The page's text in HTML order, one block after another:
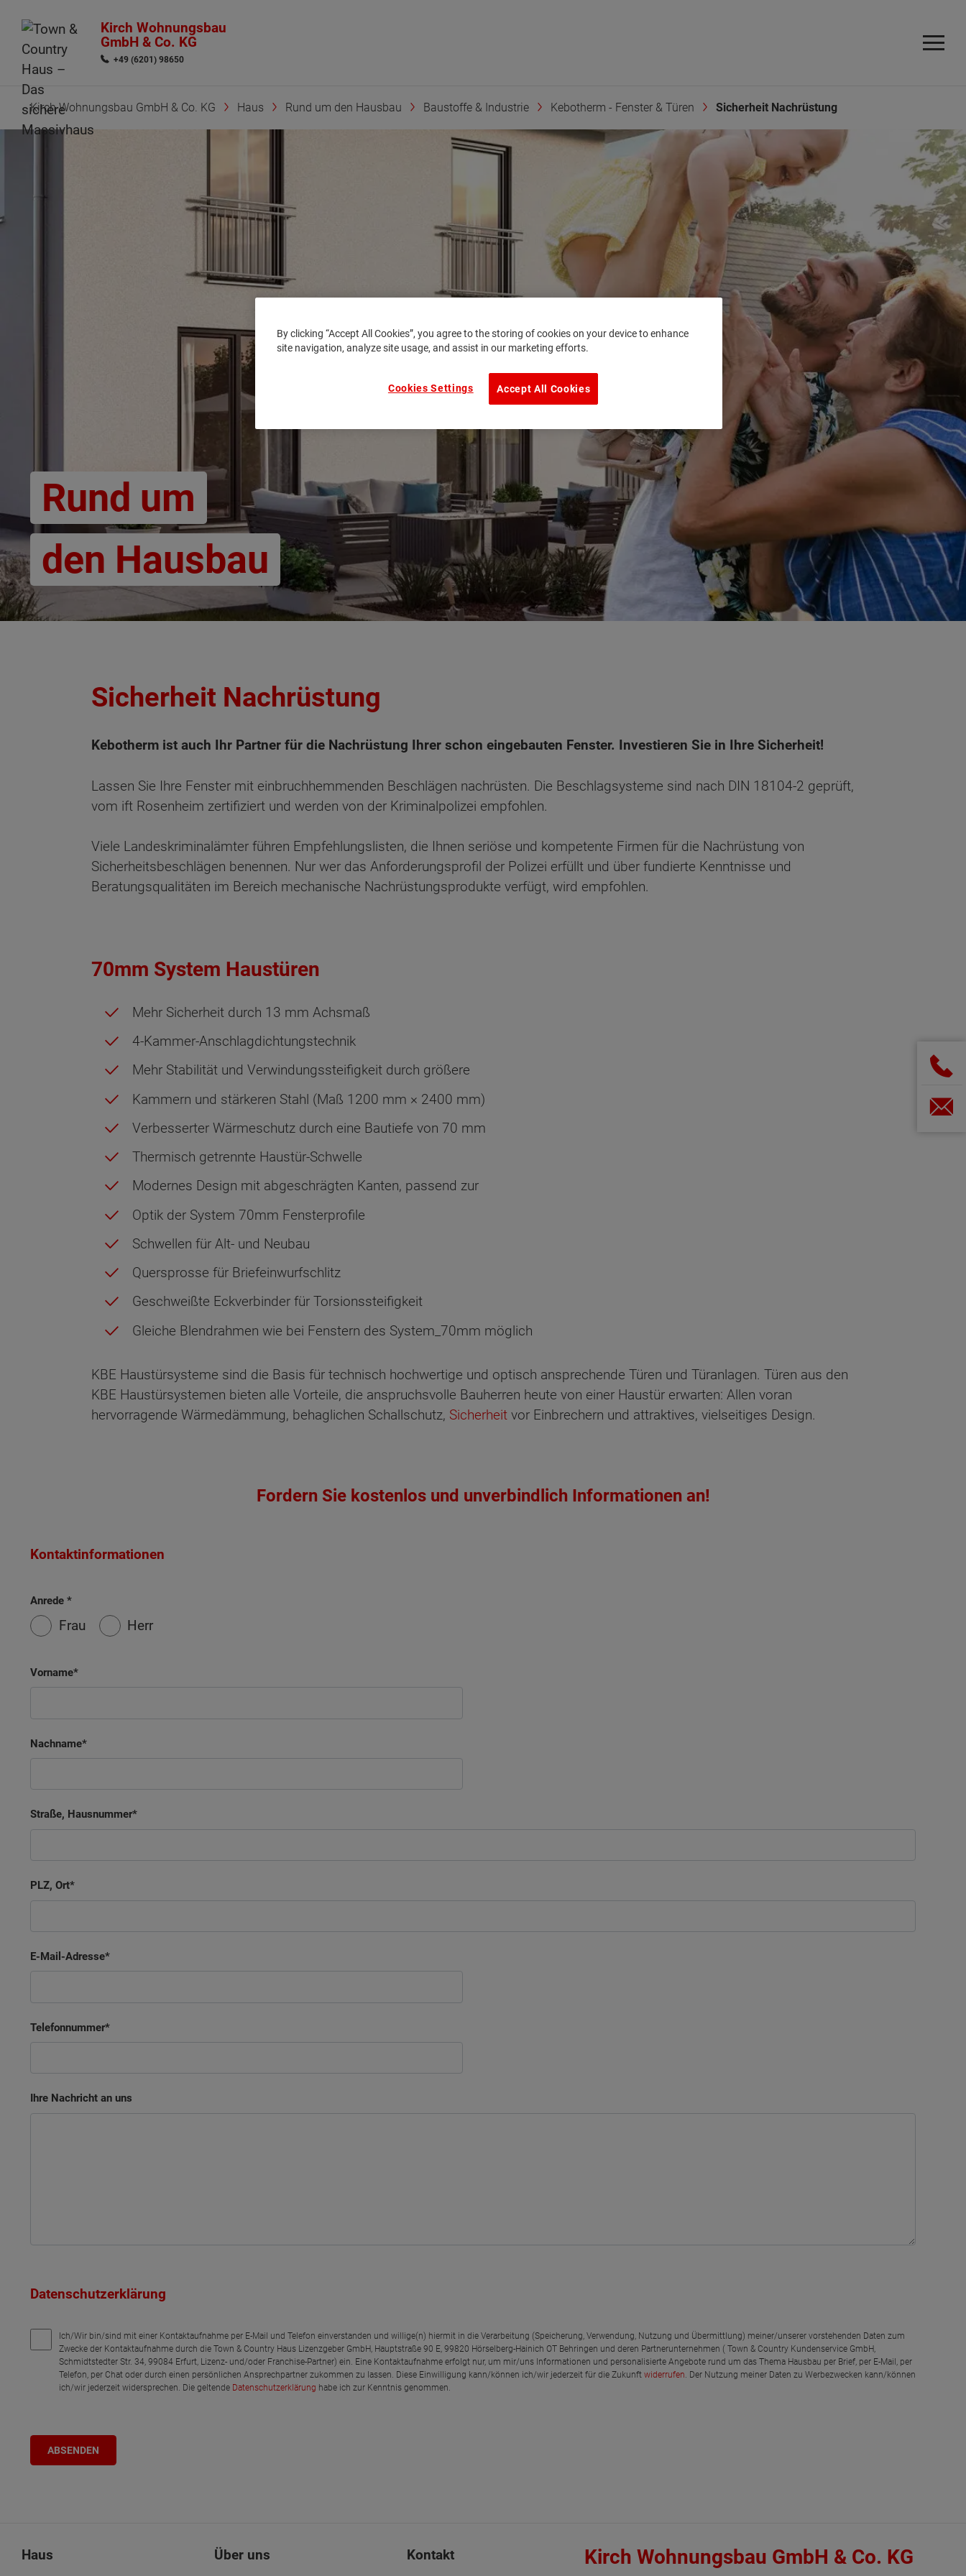
Kirch Wohnungsbau
GmbH & Co. KG
+49 (6201) 98650
Kirch Wohnungsbau GmbH & Co. KG Haus Rund um den Hausbau Baustoffe & Industrie Kebotherm - Fenster & Türen Sicherheit Nachrüstung
Rund um
den Hausbau
Sicherheit Nachrüstung
Kebotherm ist auch Ihr Partner für die Nachrüstung Ihrer schon eingebauten Fenster. Investieren Sie in Ihre Sicherheit!
Lassen Sie Ihre Fenster mit einbruchhemmenden Beschlägen nachrüsten. Die Beschlagsysteme sind nach DIN 18104-2 geprüft,
vom ift Rosenheim zertifiziert und werden von der Kriminalpolizei empfohlen.
Viele Landeskriminalämter führen Empfehlungslisten, die Ihnen seriöse und kompetente Firmen für die Nachrüstung von
Sicherheitsbeschlägen benennen. Nur wer das Anforderungsprofil der Polizei erfüllt und über fundierte Kenntnisse und
Beratungsqualitäten im Bereich mechanische Nachrüstungsprodukte verfügt, wird empfohlen.
70mm System Haustüren
Mehr Sicherheit durch 13 mm Achsmaß
4-Kammer-Anschlagdichtungstechnik
Mehr Stabilität und Verwindungssteifigkeit durch größere
Kammern und stärkeren Stahl (Maß 1200 mm × 2400 mm)
Verbesserter Wärmeschutz durch eine Bautiefe von 70 mm
Thermisch getrennte Haustür-Schwelle
Modernes Design mit abgeschrägten Kanten, passend zur
Optik der System 70mm Fensterprofile
Schwellen für Alt- und Neubau
Quersprosse für Briefeinwurfschlitz
Geschweißte Eckverbinder für Torsionssteifigkeit
Gleiche Blendrahmen wie bei Fenstern des System_70mm möglich
KBE Haustürsysteme sind die Basis für technisch hochwertige und optisch ansprechende Türen und Türanlagen. Türen aus den
KBE Haustürsystemen bieten alle Vorteile, die anspruchsvolle Bauherren heute von einer Haustür erwarten: Allen voran
hervorragende Wärmedämmung, behaglichen Schallschutz, Sicherheit vor Einbrechern und attraktives, vielseitiges Design.
Fordern Sie kostenlos und unverbindlich Informationen an!
Kontaktinformationen
Anrede
Frau Herr
Vorname
Nachname
Straße, Hausnummer
PLZ, Ort
E-Mail-Adresse
Telefonnummer
Ihre Nachricht an uns
Datenschutzerklärung
Ich/Wir bin/sind mit einer Kontaktaufnahme per E-Mail und Telefon einverstanden und willige(n) hiermit in die Verarbeitung (Speicherung, Verwendung, Nutzung und Übermittlung) meiner/unserer vorstehenden Daten zum
Zwecke der Kontaktaufnahme durch die Town & Country Haus Lizenzgeber GmbH, Hauptstraße 90 E, 99820 Hörselberg-Hainich OT Behringen und deren Partnerunternehmen ( Town & Country Kundenservice GmbH,
Schmidtstedter Str. 34, 99084 Erfurt, Lizenz- und/oder Franchise-Partner) ein. Eine Kontaktaufnahme erfolgt nur, um mir/uns Informationen und personalisierte Angebote rund um das Thema Hausbau per Brief, per E-Mail, per
Telefon, per Chat oder durch einen persönlichen Ansprechpartner zukommen zu lassen. Diese Einwilligung kann/können ich/wir jederzeit für die Zukunft widerrufen. Der Nutzung meiner Daten zu Werbezwecken kann/können
ich/wir jederzeit widersprechen. Die geltende Datenschutzerklärung habe ich zur Kenntnis genommen.
Haus Über uns Kontakt Kirch Wohnungsbau GmbH & Co. KG
By clicking “Accept All Cookies”, you agree to the storing of cookies on your device to enhance
site navigation, analyze site usage, and assist in our marketing efforts.
Accept All Cookies
Cookies Settings